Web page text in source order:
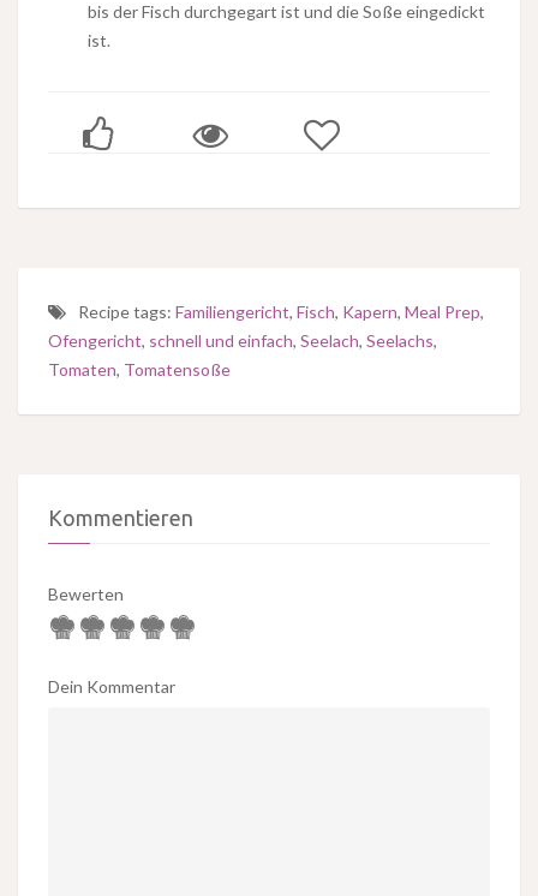
bis der Fisch durchgegart ist und die Soße eingedickt
ist.
Recipe tags: Familiengericht, Fisch, Kapern, Meal Prep,
Ofengericht, schnell und einfach, Seelach, Seelachs,
Tomaten, Tomatensoße
Kommentieren
Bewerten
Dein Kommentar